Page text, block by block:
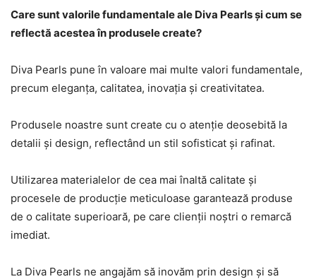
Care sunt valorile fundamentale ale Diva Pearls și cum se
reflectă acestea în produsele create?
Diva Pearls pune în valoare mai multe valori fundamentale,
precum eleganța, calitatea, inovația și creativitatea.
Produsele noastre sunt create cu o atenție deosebită la
detalii și design, reflectând un stil sofisticat și rafinat.
Utilizarea materialelor de cea mai înaltă calitate și
procesele de producție meticuloase garantează produse
de o calitate superioară, pe care clienții noștri o remarcă
imediat.
La Diva Pearls ne angajăm să inovăm prin design și să